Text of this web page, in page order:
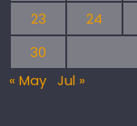
23
24
30
« May Jul »